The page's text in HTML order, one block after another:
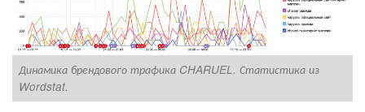
Динамика брендового трафика CHARUEL. Статистика из
Wordstat.